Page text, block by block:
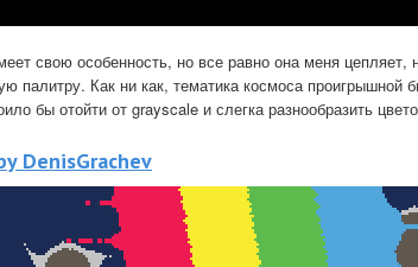
свою особенность, но все равно она меня
палитру. Как ни как, тематика космоса проигрышной
бы отойти от grayscale и слегка разнообразить
DenisGrachev